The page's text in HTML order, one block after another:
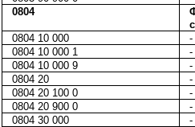
0804
0804 10 000
-
0804 10 000 1
-
0804 10 000 9
-
0804 20
-
0804 20 100 0
-
0804 20 900 0
-
0804 30 000
-